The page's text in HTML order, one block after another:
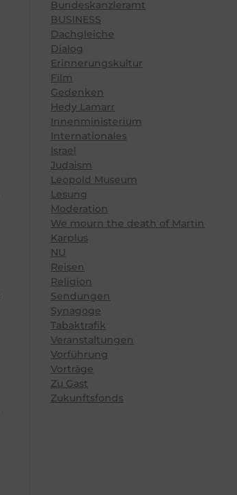
Bundeskanzleramt
BUSINESS
Dachgleiche
Dialog
Erinnerungskultur
Film
Gedenken
Hedy Lamarr
Innenministerium
Internationales
Israel
Judaism
Leopold Museum
Lesung
Moderation
We mourn the death of Martin
Karplus
NU
Reisen
Religion
Sendungen
Synagoge
Tabaktrafik
Veranstaltungen
Vorführung
Vorträge
Zu Gast
Zukunftsfonds